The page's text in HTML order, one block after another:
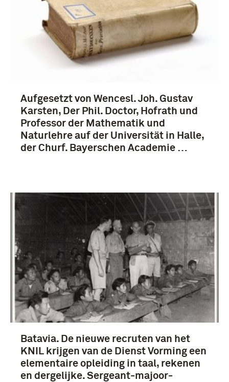
Aufgesetzt von Wencesl. Joh. Gustav
Karsten, Der Phil. Doctor, Hofrath und
Professor der Mathematik und
Naturlehre auf der Universität in Halle,
der Churf. Bayerschen Academie …
Batavia. De nieuwe recruten van het
KNIL krijgen van de Dienst Vorming een
elementaire opleiding in taal, rekenen
en dergelijke. Sergeant-majoor-